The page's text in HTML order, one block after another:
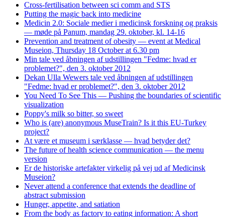
Cross-fertilisation between sci comm and STS
Putting the magic back into medicine
Medicin 2.0: Sociale medier i medicinsk forskning og praksis
— møde på Panum, mandag 29. oktober, kl. 14-16
Prevention and treatment of obesity — event at Medical
Museion, Thursday 18 October at 6.30 pm
Min tale ved åbningen af udstillingen "Fedme: hvad er
problemet?", den 3. oktober 2012
Dekan Ulla Wewers tale ved åbningen af udstillingen
"Fedme: hvad er problemet?", den 3. oktober 2012
You Need To See This — Pushing the boundaries of scientific
visualization
Poppy's milk so bitter, so sweet
Who is (are) anonymous MuseTrain? Is it this EU-Turkey
project?
At være et museum i særklasse — hvad betyder det?
The future of health science communication — the menu
version
Er de historiske artefakter virkelig på vej ud af Medicinsk
Museion?
Never attend a conference that extends the deadline of
abstract submission
Hunger, appetite, and satiation
From the body as factory to eating information: A short